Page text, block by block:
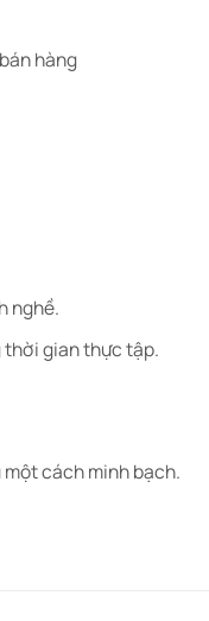
hàng
nghề.
thời gian thực tập.
một cách minh bạch.